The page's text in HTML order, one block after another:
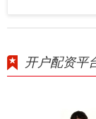
开户配资平